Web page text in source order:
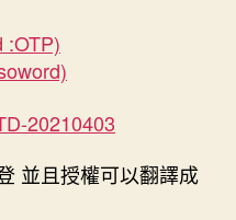
:OTP)
20210403
並且授權可以翻譯成